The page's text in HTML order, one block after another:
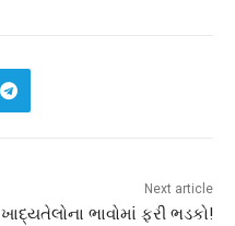
Next article
ખાદ્યતેલોના ભાવોમાં ફરી ભડકો!